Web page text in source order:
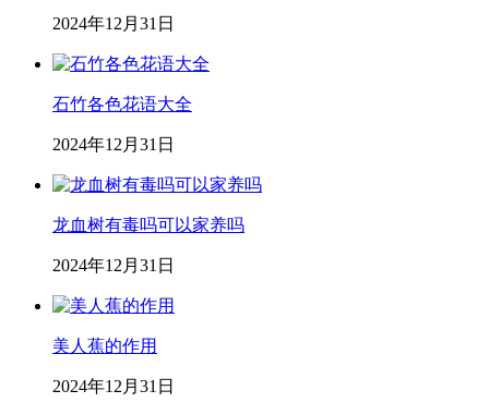
2024年12月31日
石竹各色花语大全
2024年12月31日
龙血树有毒吗可以家养吗
2024年12月31日
美人蕉的作用
2024年12月31日